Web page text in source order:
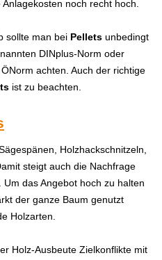
noch recht hoch.
sollte man bei Pellets unbedingt
DINplus-Norm oder
achten. Auch der richtige
ist zu beachten.
Holzhackschnitzeln,
steigt auch die Nachfrage
das Angebot hoch zu halten
der ganze Baum genutzt
Holzarten.
Holz-Ausbeute Zielkonflikte mit